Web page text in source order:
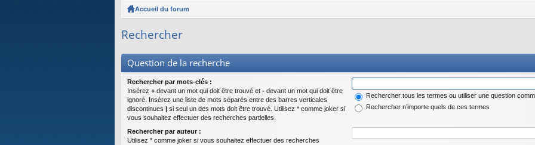
ci
Accueil du forum
Rechercher
Question de la recherche
Rechercher par mots-clés :
Insérez + devant un mot qui doit être trouvé et - devant un mot qui doit être
ignoré. Insérez une liste de mots séparés entre des barres verticales
discontinues | si seul un des mots doit être trouvé. Utilisez * comme joker si
vous souhaitez effectuer des recherches partielles.
Rechercher tous les termes ou utiliser une question
Rechercher n’importe quels de ces termes
Rechercher par auteur :
Utilisez * comme joker si vous souhaitez effectuer des recherches